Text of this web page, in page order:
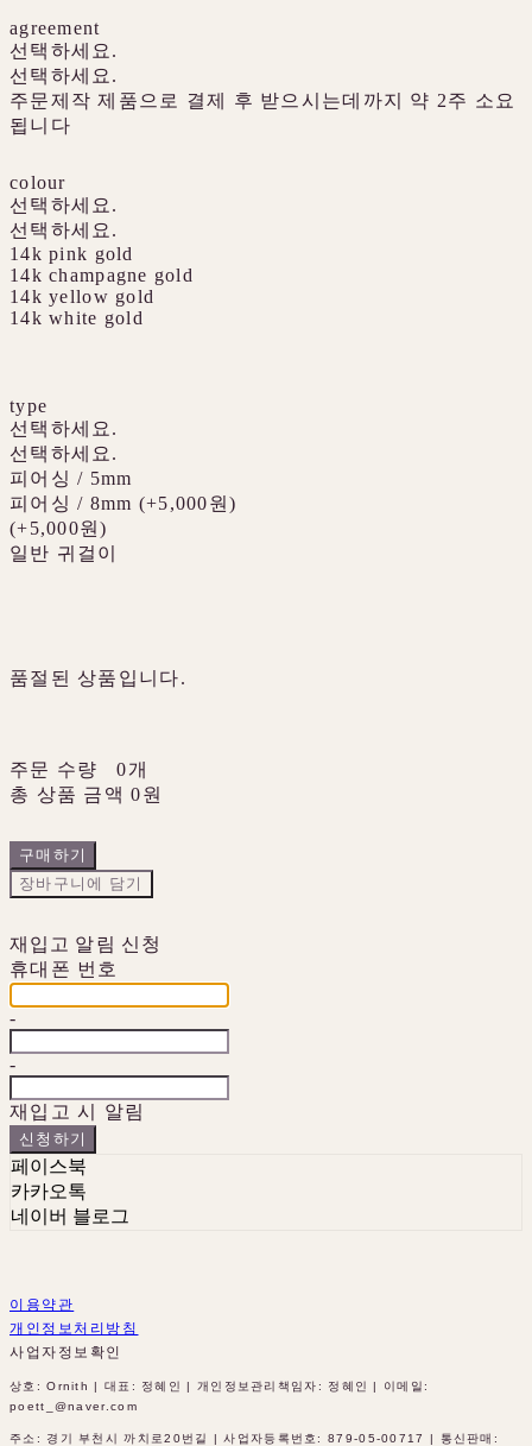
agreement
선택하세요.
선택하세요.
주문제작 제품으로 결제 후 받으시는데까지 약 2주 소요
됩니다
colour
선택하세요.
선택하세요.
14k pink gold
14k champagne gold
14k yellow gold
14k white gold
type
선택하세요.
선택하세요.
피어싱 / 5mm
피어싱 / 8mm (+5,000원)
(+5,000원)
일반 귀걸이
품절된 상품입니다.
주문 수량
0개
총 상품 금액 0원
구매하기
장바구니에 담기
재입고 알림 신청
휴대폰 번호
-
-
재입고 시 알림
신청하기
페이스북
카카오톡
네이버 블로그
이용약관
개인정보처리방침
사업자정보확인
상호: Ornith | 대표: 정혜인 | 개인정보관리책임자: 정혜인 | 이메일:
poett_@naver.com
주소: 경기 부천시 까치로20번길 | 사업자등록번호:879-05-00717
| 통신판매: